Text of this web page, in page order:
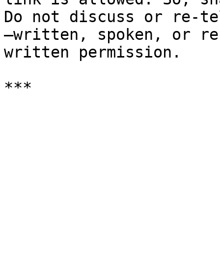
Do not discuss or re-
—written, spoken, or
written permission.